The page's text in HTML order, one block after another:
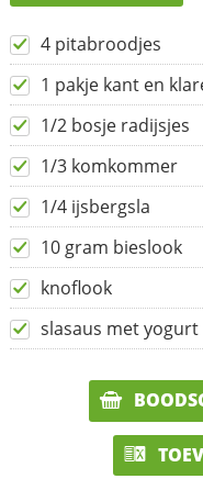
4 pitabroodjes
1 pakje kant en
1/2 bosje radijsjes
1/3 komkommer
1/4 ijsbergsla
10 gram bieslook
knoflook
slasaus met yogurt